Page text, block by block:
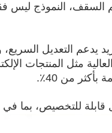
النموذج ليس فقط
يدعم التعديل
مثل المنتجات
من 40٪.
للتخصيص، بما في